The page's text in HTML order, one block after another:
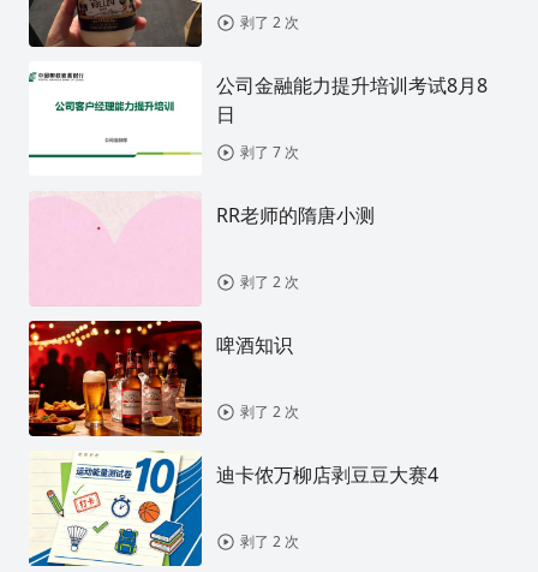
剥了 2 次
公司金融能力提升培训考试8月8
日
剥了 7 次
RR老师的隋唐小测
剥了 2 次
啤酒知识
剥了 2 次
迪卡侬万柳店剥豆豆大赛4
剥了 2 次